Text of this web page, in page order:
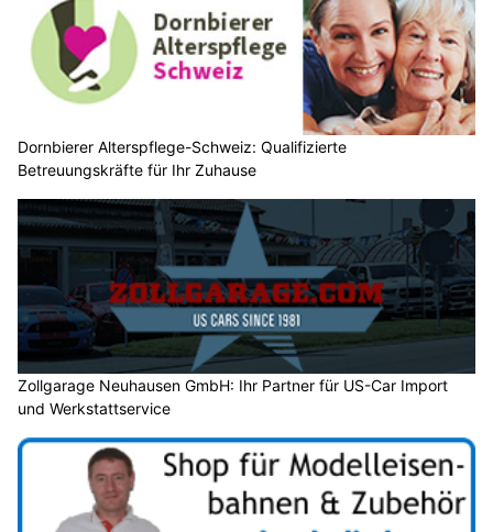
Dornbierer Alterspflege-Schweiz: Qualifizierte
Betreuungskräfte für Ihr Zuhause
Zollgarage Neuhausen GmbH: Ihr Partner für US-Car Import
und Werkstattservice